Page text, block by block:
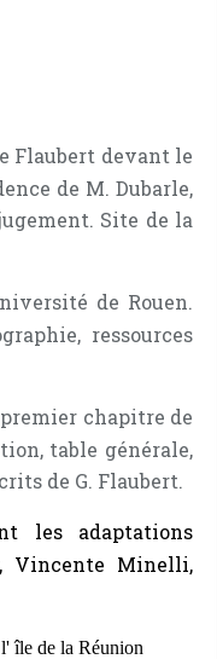
Flaubert devant le
de M. Dubarle,
Site de la
de Rouen.
ressources
chapitre de
table générale,
de G. Flaubert.
les adaptations
Vincente Minelli,
île de la Réunion